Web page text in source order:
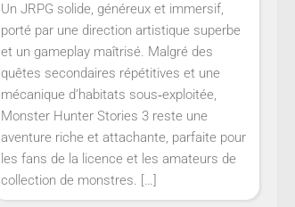
Un JRPG solide, généreux et immersif,
porté par une direction artistique superbe
et un gameplay maîtrisé. Malgré des
quêtes secondaires répétitives et une
mécanique d’habitats sous‑exploitée,
Monster Hunter Stories 3 reste une
aventure riche et attachante, parfaite pour
les fans de la licence et les amateurs de
collection de monstres. […]